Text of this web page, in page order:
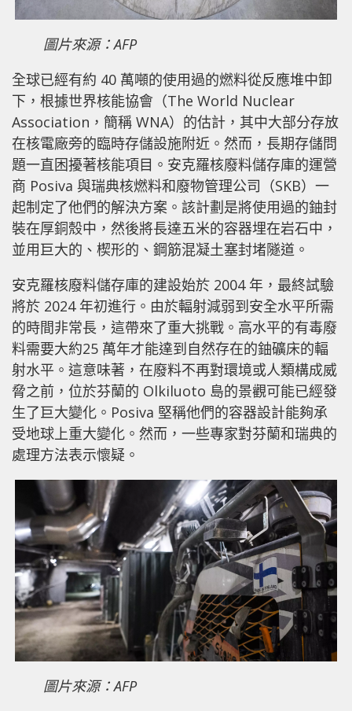
圖片來源：AFP
全球已經有約 40 萬噸的使用過的燃料從反應堆中卸
下，根據世界核能協會（The World Nuclear
Association，簡稱 WNA）的估計，其中大部分存放
在核電廠旁的臨時存儲設施附近。然而，長期存儲問
題一直困擾著核能項目。安克羅核廢料儲存庫的運營
商 Posiva 與瑞典核燃料和廢物管理公司（SKB）一
起制定了他們的解決方案。該計劃是將使用過的鈾封
裝在厚銅殼中，然後將長達五米的容器埋在岩石中，
並用巨大的、楔形的、鋼筋混凝土塞封堵隧道。
安克羅核廢料儲存庫的建設始於 2004 年，最終試驗
將於 2024 年初進行。由於輻射減弱到安全水平所需
的時間非常長，這帶來了重大挑戰。高水平的有毒廢
料需要大約25 萬年才能達到自然存在的鈾礦床的輻
射水平。這意味著，在廢料不再對環境或人類構成威
脅之前，位於芬蘭的 Olkiluoto 島的景觀可能已經發
生了巨大變化。Posiva 堅稱他們的容器設計能夠承
受地球上重大變化。然而，一些專家對芬蘭和瑞典的
處理方法表示懷疑。
圖片來源：AFP